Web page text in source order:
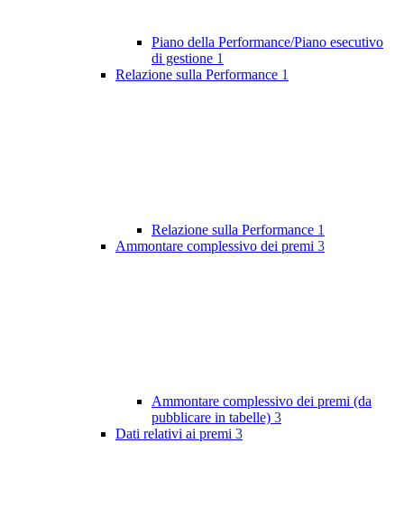
Piano della Performance/Piano esecutivo
di gestione 1
Relazione sulla Performance 1
Relazione sulla Performance 1
Ammontare complessivo dei premi 3
Ammontare complessivo dei premi (da
pubblicare in tabelle) 3
Dati relativi ai premi 3